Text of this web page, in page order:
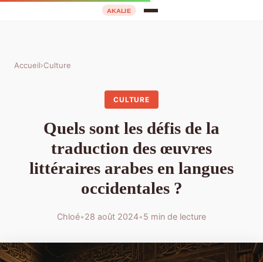
Accueil›Culture
CULTURE
Quels sont les défis de la
traduction des œuvres
littéraires arabes en langues
occidentales ?
Chloé•28 août 2024•5 min de lecture